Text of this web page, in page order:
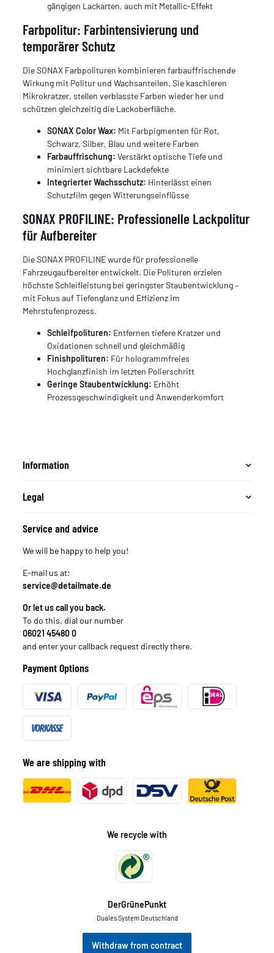
gängigen Lackarten, auch mit Metallic-Effekt
Farbpolitur: Farbintensivierung und
temporärer Schutz
Die SONAX Farbpolituren kombinieren farbauffrischende
Wirkung mit Politur und Wachsanteilen. Sie kaschieren
Mikrokratzer, stellen verblasste Farben wieder her und
schützen gleichzeitig die Lackoberfläche.
SONAX Color Wax: Mit Farbpigmenten für Rot,
Schwarz, Silber, Blau und weitere Farben
Farbauffrischung: Verstärkt optische Tiefe und
minimiert sichtbare Lackdefekte
Integrierter Wachsschutz: Hinterlässt einen
Schutzfilm gegen Witterungseinflüsse
SONAX PROFILINE: Professionelle Lackpolitur
für Aufbereiter
Die SONAX PROFILINE wurde für professionelle
Fahrzeugaufbereiter entwickelt. Die Polituren erzielen
höchste Schleifleistung bei geringster Staubentwicklung –
mit Fokus auf Tiefenglanz und Effizienz im
Mehrstufenprozess.
Schleifpolituren: Entfernen tiefere Kratzer und
Oxidationen schnell und gleichmäßig
Finishpolituren: Für hologrammfreies
Hochglanzfinish im letzten Polierschritt
Geringe Staubentwicklung: Erhöht
Prozessgeschwindigkeit und Anwenderkomfort
Information
Legal
Service and advice
We will be happy to help you!
E-mail us at:
service@detailmate.de
Or let us call you back.
To do this, dial our number
06021 45480 0
and enter your callback request directly there.
Payment Options
We are shipping with
We recycle with
DerGrünePunkt
Duales System Deutschland
Withdraw from contract